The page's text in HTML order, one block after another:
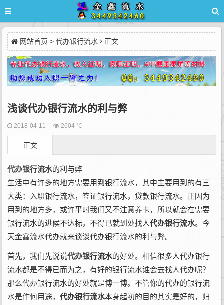
网站首页 > 代办银行流水 正文
浅谈代办银行流水的利与弊
2018-04-11 2604 ℃
正文
代办银行流水的利与弊
生活中有许多的地方需要用到银行流水，其中主要用到的有三
大类：入职银行流水，签证银行流水，贷款银行流水。正因为
用到的地方多，或许平时我们又不注意养卡，所以就会在需要
银行流水的进候不达标，不得已就到处找人代办银行流水。今
天金鑫流水代办就来谈谈代办银行流水的利与弊。
首先，我们先说说代办银行流水的好处。相信很多人代办银行
流水都是不得已而为之，有好的银行流水谁会去找人代办呢？
那么代办银行流水的好处就是博一博。不管你的代办的银行流
水是作何用途， 代办银行流水本身起初的目的其实是好的，归